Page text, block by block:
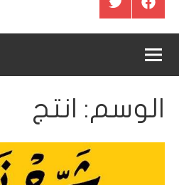
عنصر
القائمة
عنصر
القائمة
الوسم: انتج